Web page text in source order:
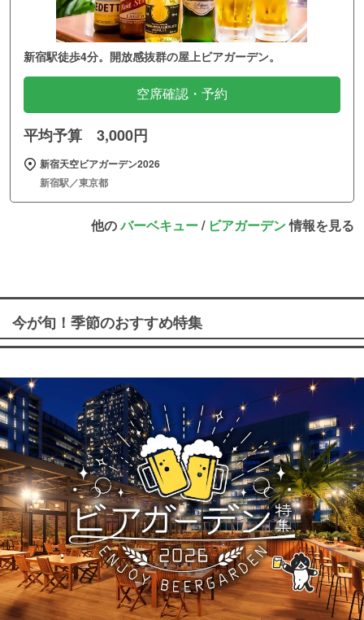
新宿駅徒歩4分。開放感抜群の屋上ビアガーデン。
空席確認・予約
平均予算 3,000円
新宿天空ビアガーデン2026
新宿駅／東京都
他のバーベキュー/ ビアガーデン情報を見る
今が旬！季節のおすすめ特集